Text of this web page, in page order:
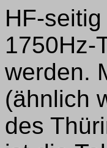
HF-
1750Hz-
werden.
(ähnlich
des